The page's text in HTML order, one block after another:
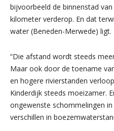
bijvoorbeeld de binnenstad
kilometer verderop. En dat
water (Beneden-Merwede) ligt.
“Die afstand wordt steeds
Maar ook door de toename
en hogere rivierstanden
Kinderdijk steeds moeizamer.
ongewenste schommelingen
verschillen in